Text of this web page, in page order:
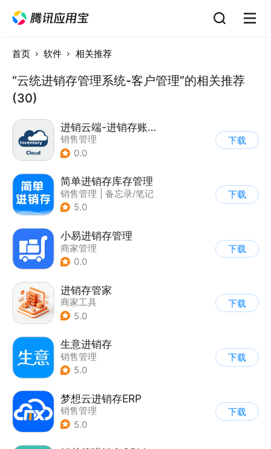
首页 软件 相关推荐
“云统进销存管理系统-客户管理”的相关推荐
(30)
进销云端-进销存账单库存管理
销售管理
0.0
下载
简单进销存库存管理
销售管理
备忘录/笔记
5.0
下载
小易进销存管理
商家管理
0.0
下载
进销存管家
商家工具
5.0
下载
生意进销存
销售管理
5.0
下载
梦想云进销存ERP
销售管理
5.0
下载